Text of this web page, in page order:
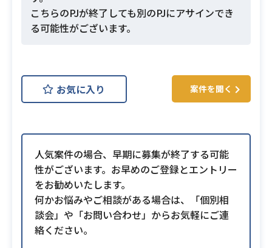
こちらのPJが終了しても別のPJにアサインでき
る可能性がございます。
お気に入り 案件を聞く
人気案件の場合、早期に募集が終了する可能
性がございます。お早めのご登録とエントリー
をお勧めいたします。
何かお悩みやご相談がある場合は、「個別相
談会」や「お問い合わせ」からお気軽にご連
絡ください。